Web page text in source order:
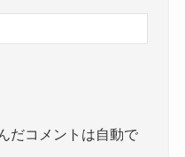
だコメントは自動で